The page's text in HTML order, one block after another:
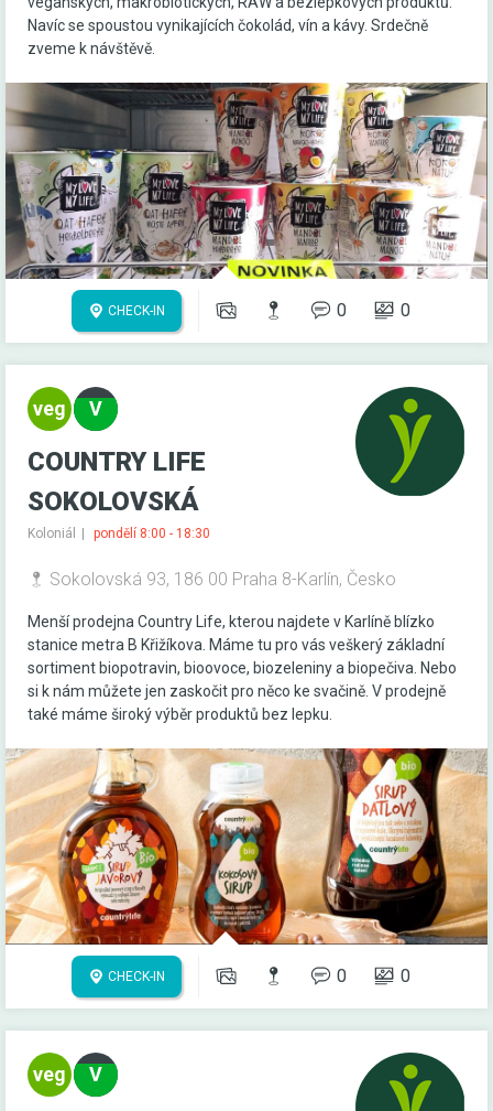
Navíc se spoustou vynikajících čokolád, vín a kávy. Srdečně
zveme k návštěvě.
CHECK-IN 0 0
COUNTRY LIFE
SOKOLOVSKÁ
Koloniál pondělí 8:00 - 18:30
Sokolovská 93, 186 00 Praha 8-Karlín, Česko
Menší prodejna Country Life, kterou najdete v Karlíně blízko
stanice metra B Křižíkova. Máme tu pro vás veškerý základní
sortiment biopotravin, bioovoce, biozeleniny a biopečiva. Nebo
si k nám můžete jen zaskočit pro něco ke svačině. V prodejně
také máme široký výběr produktů bez lepku.
CHECK-IN 0 0